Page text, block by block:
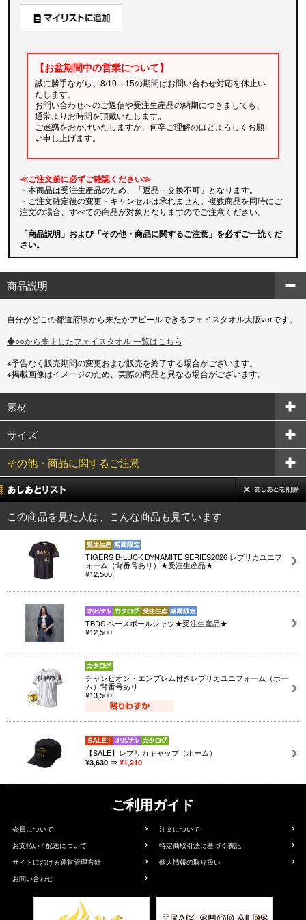
【お盆期間中の営業について】
誠に勝手ながら、8/10～15の期間はお問い合わせ対応を休止い
たします。
お問い合わせへのご返信や受注生産品の納期につきましても、
通常よりお時間を頂戴いたします。
ご迷惑をおかけいたしますが、何卒ご理解のほどよろしくお願
い申し上げます。
≪ご注文前に必ずご確認ください≫
・本商品は受注生産品のため、「返品・交換不可」となります。
・ご注文確定後の変更・キャンセルは承れません。複数商品を同時にご
注文の場合、すべての商品が対象となりますのでご注意ください。
「商品説明」および「その他・商品に関するご注意」を必ずご一読くだ
さい。
商品説明
自分がどこの都道府県から来たかアピールできるフェイスタオル大阪verです。
◆○○から来ましたフェイスタオル 一覧はこちら
※予告なく販売期間の変更および販売を終了する場合がございます。
※掲載画像はイメージのため、実際の商品と異なる場合がございます。
素材
サイズ
その他・商品に関するご注意
この商品を見た人は、こんな商品も見ています
TIGERS B-LUCK DYNAMITE SERIES2026 レプリカユニフ
ォーム（背番号あり）★受注生産品★
¥12,500
TBDS ベースボールシャツ★受注生産品★
¥12,500
チャンピオン・エンブレム付きレプリカユニフォーム（ホー
ム）背番号あり
¥13,500
【SALE】レプリカキャップ（ホーム）
¥3,630 ⇒ ¥1,210
ご利用ガイド
会員について
注文について
お支払い / 配送について
特定商取引法に基づく表記
サイトにおける運営管理方針
個人情報の取り扱い
お問い合わせ